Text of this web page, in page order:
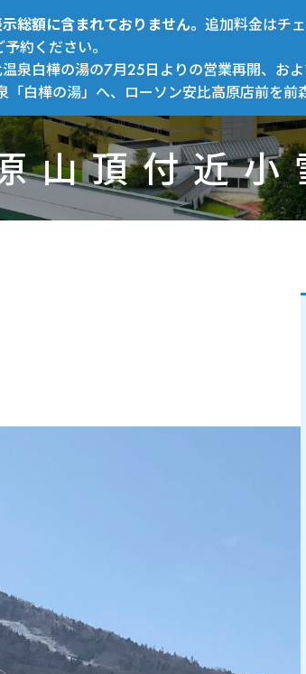
総額に含まれておりません。追加料金はチ
約ください。
泉白樺の湯の7月25日よりの営業再開、お
白樺の湯」へ、ローソン安比高原店前を前
山頂付近小